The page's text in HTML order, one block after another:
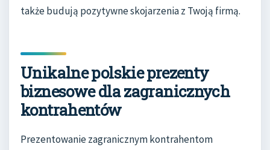
także budują pozytywne skojarzenia z Twoją firmą.
Unikalne polskie prezenty
biznesowe dla zagranicznych
kontrahentów
Prezentowanie zagranicznym kontrahentom